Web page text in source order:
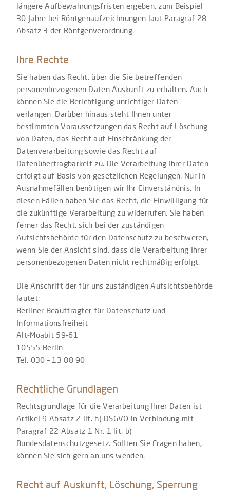
längere Aufbewahrungsfristen ergeben, zum Beispiel
30 Jahre bei Röntgenaufzeichnungen laut Paragraf 28
Absatz 3 der Röntgenverordnung.
Ihre Rechte
Sie haben das Recht, über die Sie betreffenden
personenbezogenen Daten Auskunft zu erhalten. Auch
können Sie die Berichtigung unrichtiger Daten
verlangen. Darüber hinaus steht Ihnen unter
bestimmten Voraussetzungen das Recht auf Löschung
von Daten, das Recht auf Einschränkung der
Datenverarbeitung sowie das Recht auf
Datenübertragbarkeit zu. Die Verarbeitung Ihrer Daten
erfolgt auf Basis von gesetzlichen Regelungen. Nur in
Ausnahmefällen benötigen wir Ihr Einverständnis. In
diesen Fällen haben Sie das Recht, die Einwilligung für
die zukünftige Verarbeitung zu widerrufen. Sie haben
ferner das Recht, sich bei der zuständigen
Aufsichtsbehörde für den Datenschutz zu beschweren,
wenn Sie der Ansicht sind, dass die Verarbeitung Ihrer
personenbezogenen Daten nicht rechtmäßig erfolgt.
Die Anschrift der für uns zuständigen Aufsichtsbehörde
lautet:
Berliner Beauftragter für Datenschutz und
Informationsfreiheit
Alt-Moabit 59-61
10555 Berlin
Tel. 030 – 13 88 90
Rechtliche Grundlagen
Rechtsgrundlage für die Verarbeitung Ihrer Daten ist
Artikel 9 Absatz 2 lit. h) DSGVO in Verbindung mit
Paragraf 22 Absatz 1 Nr. 1 lit. b)
Bundesdatenschutzgesetz. Sollten Sie Fragen haben,
können Sie sich gern an uns wenden.
Recht auf Auskunft, Löschung, Sperrung